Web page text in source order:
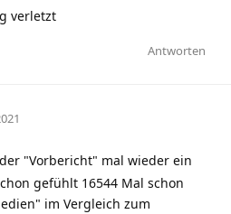
verletzt
Antworten
"Vorbericht" mal wieder ein
gefühlt 16544 Mal schon
im Vergleich zum